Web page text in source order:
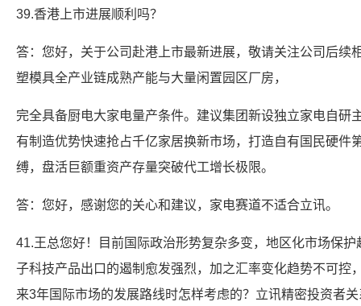
39.香港上市进展顺利吗？
答：您好，关于公司赴港上市最新进展，敬请关注公司后续
塑模具全产业链成熟产能与大量闲置园区厂房，
完全具备厨电大家电量产条件。建议集团新设独立家电自研
有制造优势快速抢占千亿家居换新市场，打造自有国民硬件
缚，盘活巨额重资产存量突破代工增长极限。
答：您好，感谢您的关心和建议，家电赛道不适合立讯。
41.王总您好！目前国际政治形势复杂多变，地区化市场保
子科技产品出口的遏制愈发强烈，加之汇率变化趋势不可控
来3年国际市场的发展路线时怎样考虑的？立讯精密投资者